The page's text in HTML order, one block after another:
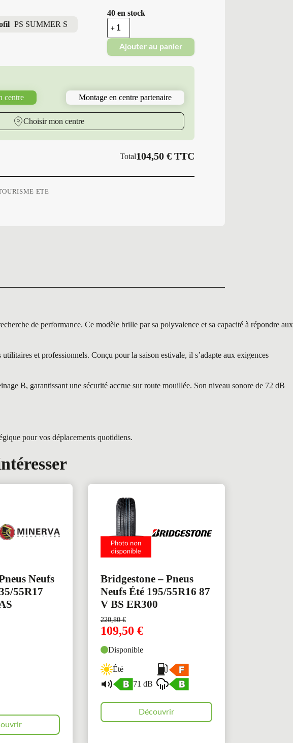
PS SUMMER S
40 en stock
quantité
de
Point
-
Pneus
205/55R17
95
Ajouter au panier
centre
Montage en centre partenaire
Choisir mon centre
Total104,50 €TTC
ETE
de performance. Ce modèle brille par sa polyvalence et sa capacité à répondre aux
et professionnels. Conçu pour la saison estivale, il s’adapte aux exigences
B, garantissant une sécurité accrue sur route mouillée. Son niveau sonore de 72 dB
pour vos déplacements quotidiens.
Neufs
55R17
Bridgestone – Pneus
Neufs Été 195/55R16 87
V BS ER300
220,80€
109,50 €
Disponible
Été
71 dB
Découvrir